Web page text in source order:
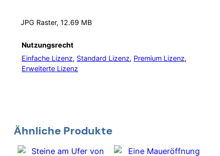
JPG Raster, 12.69 MB
Nutzungsrecht
Einfache Lizenz, Standard Lizenz, Premium Lizenz,
Erweiterte Lizenz
Ähnliche Produkte
Dieses
Dieses